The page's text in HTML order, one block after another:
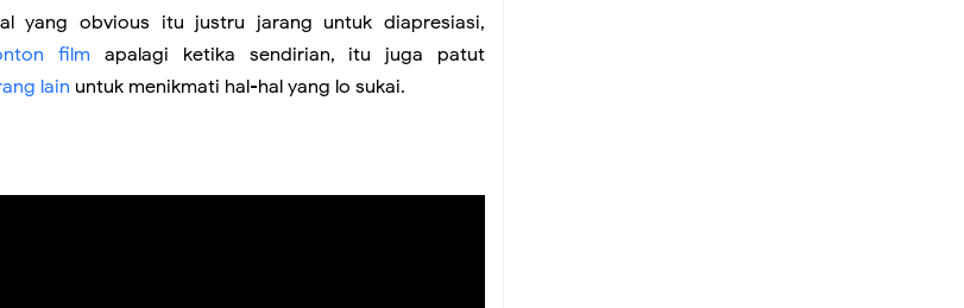
yang obvious itu justru jarang untuk diapresiasi,
film apalagi ketika sendirian, itu juga patut
lain untuk menikmati hal-hal yang lo sukai.